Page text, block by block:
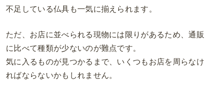
不足している仏具も一気に揃えられます。
ただ、お店に並べられる現物には限りがあるため、通販
に比べて種類が少ないのが難点です。
気に入るものが見つかるまで、いくつもお店を周らなけ
ればならないかもしれません。